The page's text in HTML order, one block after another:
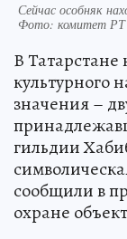
Сейчас особняк
Фото: комитет РТ
В Татарстане
культурного
значения –
гильдии
сообщили в
охране